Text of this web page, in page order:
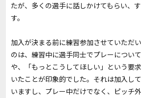
たが、多くの選手に話しかけてもらい、
す。
加入が決まる前に練習参加させていただ
のは、練習中に選手同士でプレーについ
や、「もっとこうしてほしい」という要
いたことが印象的でした。それは加入し
いますし、プレー中だけでなく、ピッチ